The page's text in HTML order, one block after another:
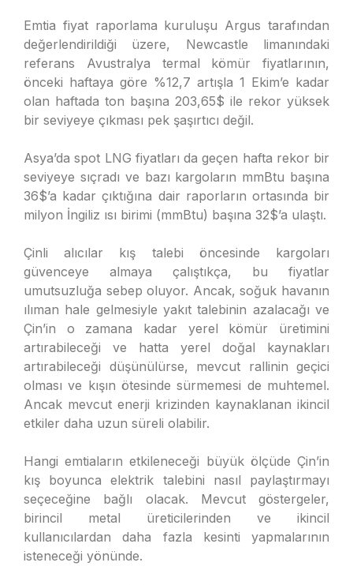
Emtia fiyat raporlama kuruluşu Argus tarafından
değerlendirildiği üzere, Newcastle limanındaki
referans Avustralya termal kömür fiyatlarının,
önceki haftaya göre %12,7 artışla 1 Ekim’e kadar
olan haftada ton başına 203,65$ ile rekor yüksek
bir seviyeye çıkması pek şaşırtıcı değil.
Asya’da spot LNG fiyatları da geçen hafta rekor bir
seviyeye sıçradı ve bazı kargoların mmBtu başına
36$’a kadar çıktığına dair raporların ortasında bir
milyon İngiliz ısı birimi (mmBtu) başına 32$’a ulaştı.
Çinli alıcılar kış talebi öncesinde kargoları
güvenceye almaya çalıştıkça, bu fiyatlar
umutsuzluğa sebep oluyor. Ancak, soğuk havanın
ılıman hale gelmesiyle yakıt talebinin azalacağı ve
Çin’in o zamana kadar yerel kömür üretimini
artırabileceği ve hatta yerel doğal kaynakları
artırabileceği düşünülürse, mevcut rallinin geçici
olması ve kışın ötesinde sürmemesi de muhtemel.
Ancak mevcut enerji krizinden kaynaklanan ikincil
etkiler daha uzun süreli olabilir.
Hangi emtiaların etkileneceği büyük ölçüde Çin’in
kış boyunca elektrik talebini nasıl paylaştırmayı
seçeceğine bağlı olacak. Mevcut göstergeler,
birincil metal üreticilerinden ve ikincil
kullanıcılardan daha fazla kesinti yapmalarının
isteneceği yönünde.